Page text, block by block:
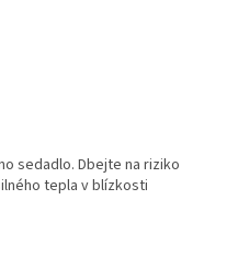
sedadlo. Dbejte na riziko
tepla v blízkosti